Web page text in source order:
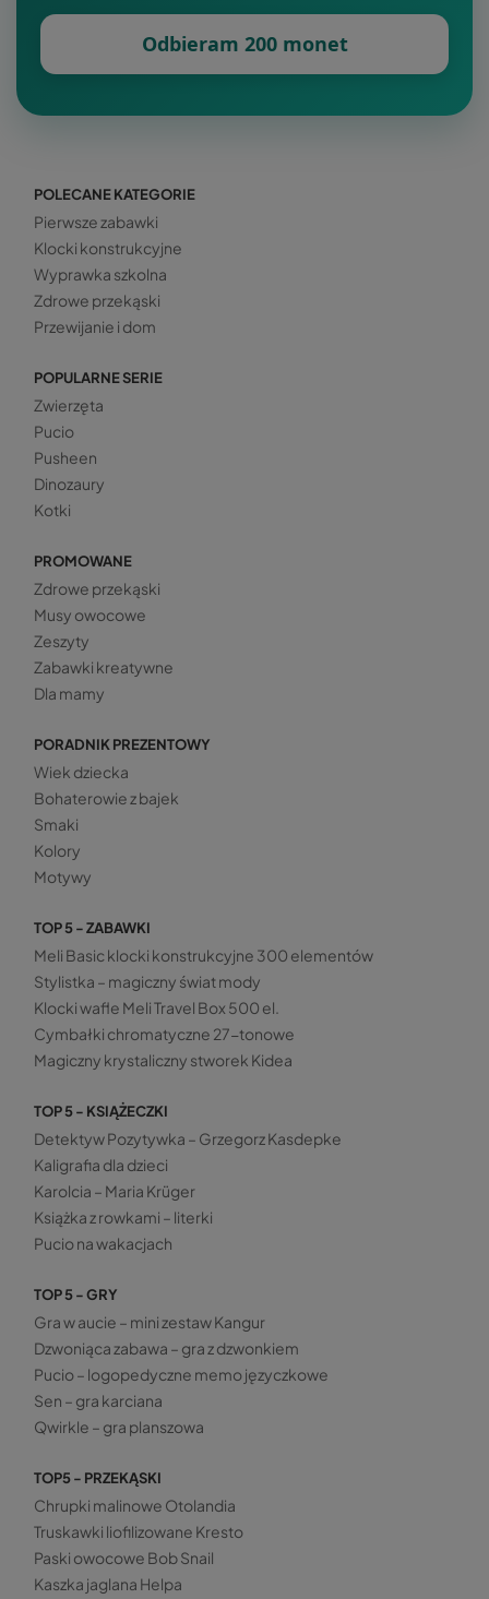
Odbieram 200 monet
POLECANE KATEGORIE
Pierwsze zabawki
Klocki konstrukcyjne
Wyprawka szkolna
Zdrowe przekąski
Przewijanie i dom
POPULARNE SERIE
Zwierzęta
Pucio
Pusheen
Dinozaury
Kotki
PROMOWANE
Zdrowe przekąski
Musy owocowe
Zeszyty
Zabawki kreatywne
Dla mamy
PORADNIK PREZENTOWY
Wiek dziecka
Bohaterowie z bajek
Smaki
Kolory
Motywy
TOP 5 - ZABAWKI
Meli Basic klocki konstrukcyjne 300 elementów
Stylistka – magiczny świat mody
Klocki wafle Meli Travel Box 500 el.
Cymbałki chromatyczne 27-tonowe
Magiczny krystaliczny stworek Kidea
TOP 5 - KSIĄŻECZKI
Detektyw Pozytywka – Grzegorz Kasdepke
Kaligrafia dla dzieci
Karolcia – Maria Krüger
Książka z rowkami – literki
Pucio na wakacjach
TOP 5 - GRY
Gra w aucie – mini zestaw Kangur
Dzwoniąca zabawa – gra z dzwonkiem
Pucio – logopedyczne memo języczkowe
Sen – gra karciana
Qwirkle – gra planszowa
TOP5 - PRZEKĄSKI
Chrupki malinowe Otolandia
Truskawki liofilizowane Kresto
Paski owocowe Bob Snail
Kaszka jaglana Helpa